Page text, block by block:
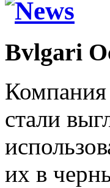
Bvlgari
Компания
стали
их в